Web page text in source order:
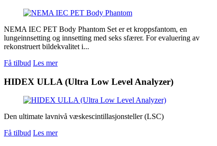
NEMA IEC PET Body Phantom Set er et kroppsfantom, en
lungeinnsetting og innsetting med seks sfærer. For evaluering av
rekonstruert bildekvalitet i...
Få tilbud Les mer
HIDEX ULLA (Ultra Low Level Analyzer)
Den ultimate lavnivå væskescintillasjonsteller (LSC)
Få tilbud Les mer